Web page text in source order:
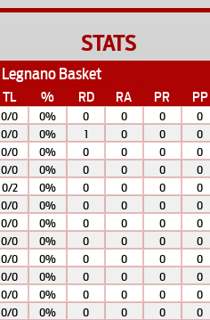
STATS
Legnano Basket
TL % RD RA PR PP
0/0 0% 0 0 0 0
0/0 0% 1 0 0 0
0/0 0% 0 0 0 0
0/0 0% 0 0 0 0
0/2 0% 0 0 0 0
0/0 0% 0 0 0 0
0/0 0% 0 0 0 0
0/0 0% 0 0 0 0
0/0 0% 0 0 0 0
0/0 0% 0 0 0 0
0/0 0% 0 0 0 0
0/0 0% 0 0 0 0